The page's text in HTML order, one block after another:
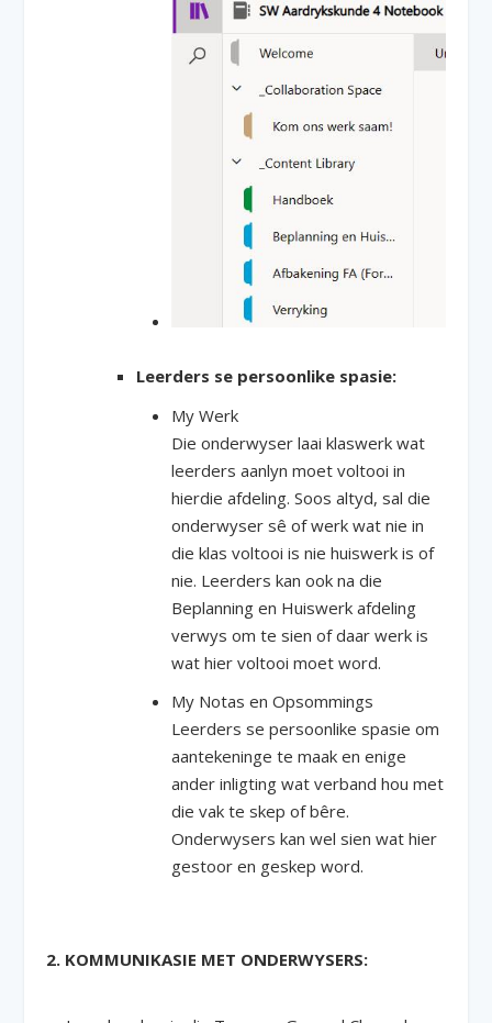
Leerders se persoonlike spasie:
My Werk
Die onderwyser laai klaswerk wat
leerders aanlyn moet voltooi in
hierdie afdeling. Soos altyd, sal die
onderwyser sê of werk wat nie in
die klas voltooi is nie huiswerk is of
nie. Leerders kan ook na die
Beplanning en Huiswerk afdeling
verwys om te sien of daar werk is
wat hier voltooi moet word.
My Notas en Opsommings
Leerders se persoonlike spasie om
aantekeninge te maak en enige
ander inligting wat verband hou met
die vak te skep of bêre.
Onderwysers kan wel sien wat hier
gestoor en geskep word.
2. KOMMUNIKASIE MET ONDERWYSERS: